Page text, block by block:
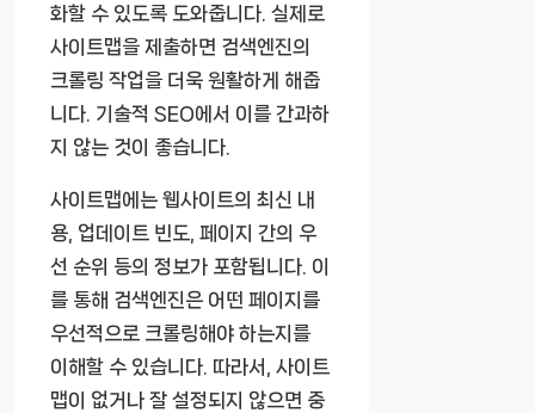
화할 수 있도록 도와줍니다. 실제로
사이트맵을 제출하면 검색엔진의
크롤링 작업을 더욱 원활하게 해줍
니다. 기술적 SEO에서 이를 간과하
지 않는 것이 좋습니다.
사이트맵에는 웹사이트의 최신 내
용, 업데이트 빈도, 페이지 간의 우
선 순위 등의 정보가 포함됩니다. 이
를 통해 검색엔진은 어떤 페이지를
우선적으로 크롤링해야 하는지를
이해할 수 있습니다. 따라서, 사이트
맵이 없거나 잘 설정되지 않으면 중